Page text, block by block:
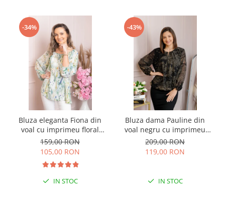
-34%
Bluza eleganta Fiona din
voal cu imprimeu floral
verde
159,00 RON
105,00 RON
IN STOC
-43%
Bluza dama Pauline din
voal negru cu imprimeu
floral auriu
209,00 RON
119,00 RON
IN STOC